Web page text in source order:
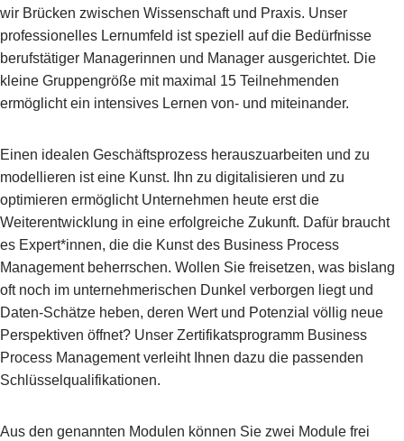
wir Brücken zwischen Wissenschaft und Praxis. Unser
professionelles Lernumfeld ist speziell auf die Bedürfnisse
berufstätiger Managerinnen und Manager ausgerichtet. Die
kleine Gruppengröße mit maximal 15 Teilnehmenden
ermöglicht ein intensives Lernen von- und miteinander.
Einen idealen Geschäftsprozess herauszuarbeiten und zu
modellieren ist eine Kunst. Ihn zu digitalisieren und zu
optimieren ermöglicht Unternehmen heute erst die
Weiterentwicklung in eine erfolgreiche Zukunft. Dafür braucht
es Expert*innen, die die Kunst des Business Process
Management beherrschen. Wollen Sie freisetzen, was bislang
oft noch im unternehmerischen Dunkel verborgen liegt und
Daten-Schätze heben, deren Wert und Potenzial völlig neue
Perspektiven öffnet? Unser Zertifikatsprogramm Business
Process Management verleiht Ihnen dazu die passenden
Schlüsselqualifikationen.
Aus den genannten Modulen können Sie zwei Module frei